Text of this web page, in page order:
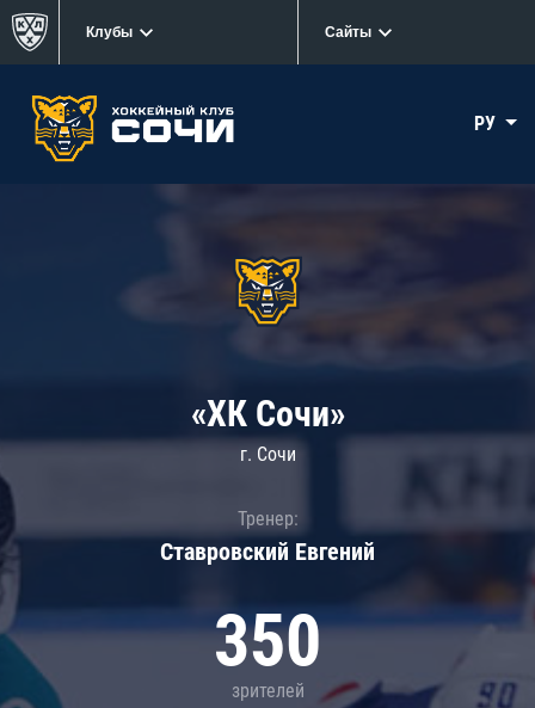
Клубы Сайты
РУ
«ХК Сочи»
г. Сочи
Тренер:
Ставровский Евгений
350
зрителей